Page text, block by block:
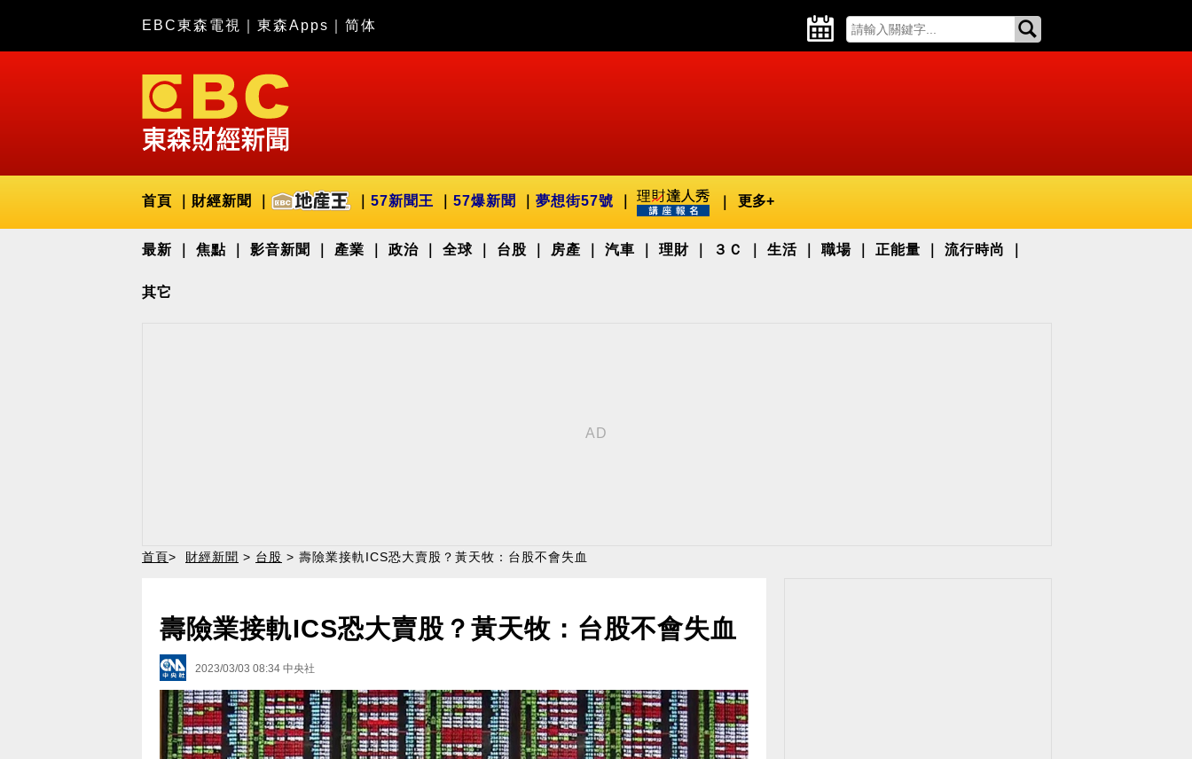
EBC東森電視 東森Apps 简体
首頁 財經新聞 57新聞王 57爆新聞 夢想街57號 更多+
最新 焦點 影音新聞 產業 政治 全球 台股 房產 汽車 理財 ３Ｃ 生活 職場 正能量 流行時尚
其它
首頁> 財經新聞 > 台股 > 壽險業接軌ICS恐大賣股？黃天牧：台股不會失血
壽險業接軌ICS恐大賣股？黃天牧：台股不會失血
2023/03/03 08:34 中央社